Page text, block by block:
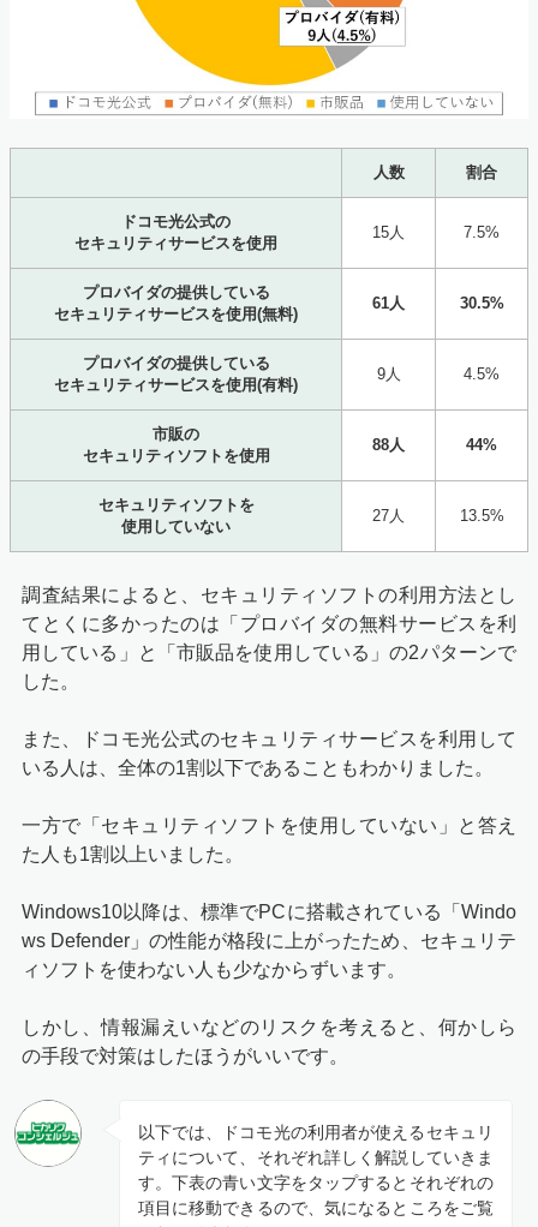
人数 割合
ドコモ光公式の
セキュリティサービスを使用
15人 7.5%
プロバイダの提供している
セキュリティサービスを使用(無料)
61人 30.5%
プロバイダの提供している
セキュリティサービスを使用(有料)
9人 4.5%
市販の
セキュリティソフトを使用
88人 44%
セキュリティソフトを
使用していない
27人 13.5%
調査結果によると、セキュリティソフトの利用方法とし
てとくに多かったのは「プロバイダの無料サービスを利
用している」と「市販品を使用している」の2パターンで
した。
また、ドコモ光公式のセキュリティサービスを利用して
いる人は、全体の1割以下であることもわかりました。
一方で「 セキュリティソフトを使用していない 」と答え
た人も1割以上いました。
Windows10以降は、標準でPCに搭載されている「Windo
ws Defender」の性能が格段に上がったため、セキュリテ
ィソフトを使わない人も少なからずいます。
しかし、情報漏えいなどのリスクを考えると、何かしら
の手段で対策はしたほうがいいです。
以下では、ドコモ光の利用者が使えるセキュリ
ティについて、それぞれ詳しく解説していきま
す。下表の青い文字をタップするとそれぞれの
項目に移動できるので、気になるところをご覧